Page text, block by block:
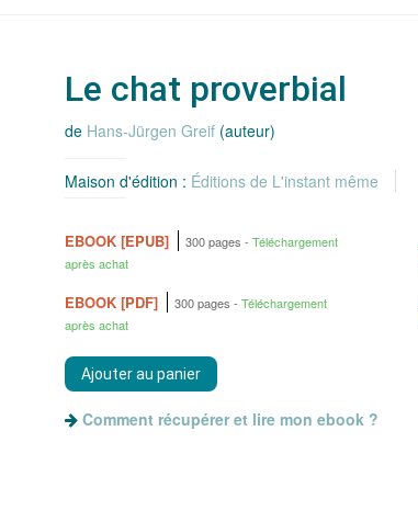
Le chat proverbial
de Hans-Jürgen Greif (auteur)
Maison d'édition : Éditions de L'instant même
EBOOK [EPUB] 300 pages
Téléchargement
après achat
EBOOK [PDF] 300 pages
Téléchargement
après achat
Comment récupérer et lire mon ebook ?